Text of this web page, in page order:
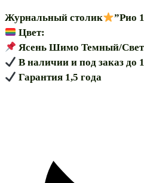
Журнальный столик
”Рио
Цвет:
Ясень Шимо Темный/
В наличии и под заказ до
Гарантия 1,5 года